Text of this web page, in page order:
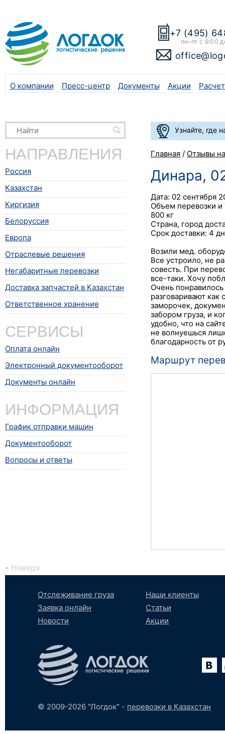
+7 (495)
пн–пт с 9:00
О компании Пресс-центр Документы Акции
НАПРАВЛЕНИЯ
Россия
Казахстан
Киргизия
Белоруссия
Европа
Отраслевые решения
Негабаритные перевозки
Доставка запчастей в Казахстан
Ответственное хранение
СЕРВИСЫ
Оплата онлайн
Электронный документооборот
Документы онлайн
ИНФОРМАЦИЯ
График отправки машин
Документооборот
Вопросы и ответы
Узнайте, где
Главная / Отзывы
Динара,
Дата: 02 сентября
Объем перевозки и
800 кг
Страна, город
Срок доставки: 4
Возили мед.
Все устроило, не
совесть. При
все-таки. Хочу
Очень
разговаривают
заморочек,
забором груза, и
удобно, что на
не волнуешься
благодарность от
Маршрут
Наверх
Отслеживание груза
Заявка онлайн
Новости
Наши клиенты
Статьи
Акции
ВконтактеYouTubetumblr
SoundCloud
© 2009-2026 "Логдок" - перевозки в Казахстан